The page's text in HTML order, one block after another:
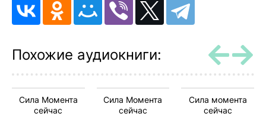
11
Похожие аудиокниги:
Сила Момента
сейчас
Сила Момента
сейчас
Сила момента
сейчас